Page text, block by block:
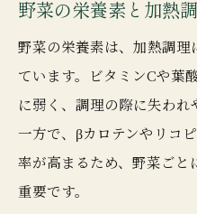
野菜の栄養素と加熱
野菜の栄養素は、加熱調理
ています。ビタミンCや葉
に弱く、調理の際に失われ
一方で、βカロテンやリコ
率が高まるため、野菜ご
重要です。